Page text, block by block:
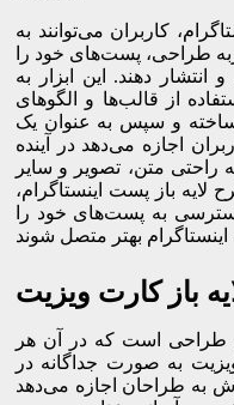
کاربران می‌توانند به
طراحی، پست‌های خود را
دهند. این ابزار به
از قالب‌ها و الگوهای
و سپس به عنوان یک
اجازه می‌دهد در آینده
راحتی متن، تصویر و سایر
لایه باز پست اینستاگرام،
به پست‌های خود را
باز کارت ویزیت
طراحی است که در آن هر
به صورت جداگانه در
به طراحان اجازه می‌دهد